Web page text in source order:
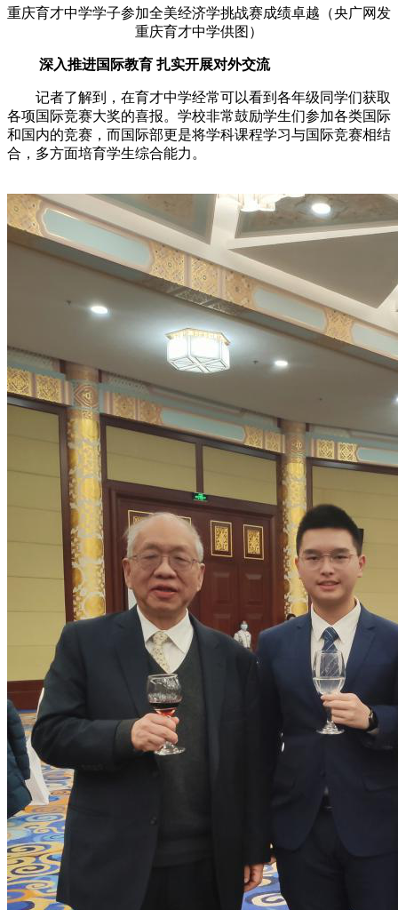
重庆育才中学学子参加全美经济学挑战赛成绩卓越 （央广网发
重庆育才中学供图）
深入推进国际教育 扎实开展对外交流
记者了解到，在育才中学经常可以看到 各年级同学们获取
各项国际竞赛大奖的喜报。学校非常鼓励学生们参加各类国际
和国内的竞赛，而国际部更是将学科课程学习与国际竞赛相结
合，多方面培育学生综合能力。